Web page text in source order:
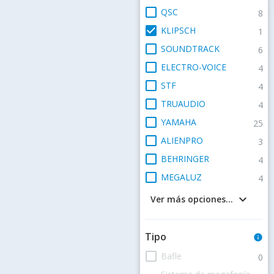
check_box_outline_blank QSC 8
check_box KLIPSCH 1
check_box_outline_blank SOUNDTRACK 6
check_box_outline_blank ELECTRO-VOICE 4
check_box_outline_blank STF 4
check_box_outline_blank TRUAUDIO 4
check_box_outline_blank YAMAHA 25
check_box_outline_blank ALIENPRO 3
check_box_outline_blank BEHRINGER 4
check_box_outline_blank MEGALUZ 4
keyboard_arrow_down
Ver más opciones...
Tipo info
check_box_outline_blank Bafle 0